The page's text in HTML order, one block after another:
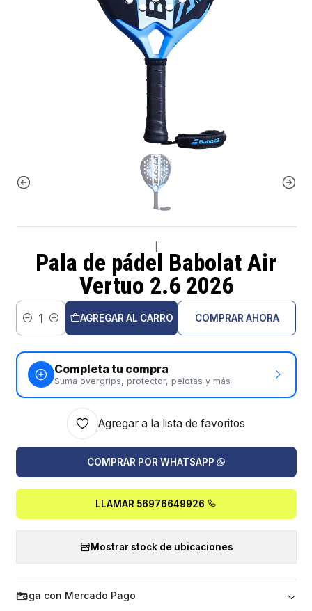
Pala de pádel Babolat Air
Vertuo 2.6 2026
Cantidad
AGREGAR AL CARRO COMPRAR AHORA
Completa tu compra
Suma overgrips, protector, pelotas y más
Agregar a la lista de favoritos
COMPRAR POR WHATSAPP
LLAMAR 56976649926
Mostrar stock de ubicaciones
Paga con Mercado Pago